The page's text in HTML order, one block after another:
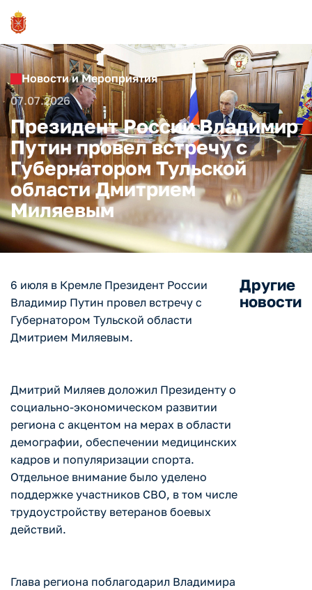
Новости и Мероприятия
07.07.2026
Президент России Владимир
Путин провел встречу с
Губернатором Тульской
области Дмитрием
Миляевым
6 июля в Кремле Президент России
Владимир Путин провел встречу с
Губернатором Тульской области
Дмитрием Миляевым.
Дмитрий Миляев доложил Президенту о
социально-экономическом развитии
региона с акцентом на мерах в области
демографии, обеспечении медицинских
кадров и популяризации спорта.
Отдельное внимание было уделено
поддержке участников СВО, в том числе
трудоустройству ветеранов боевых
действий.
Глава региона поблагодарил Владимира
Другие
новости